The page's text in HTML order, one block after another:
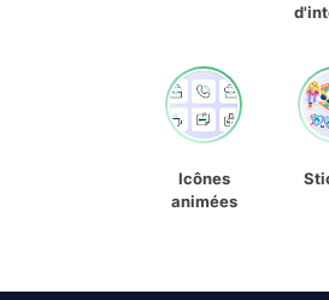
Icônes
animées